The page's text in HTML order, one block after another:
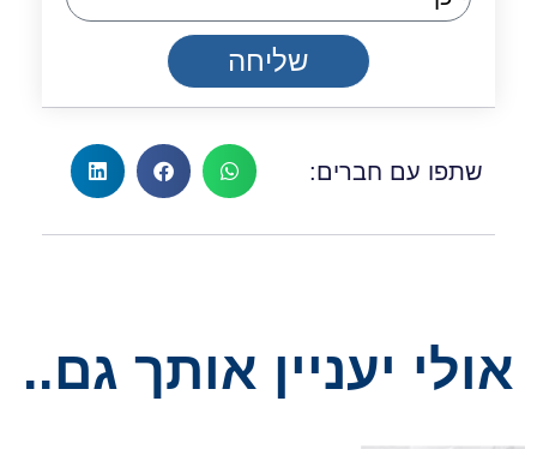
שליחה
שתפו עם חברים:
אולי יעניין אותך גם..